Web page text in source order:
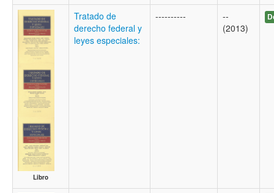
Libro
Tratado de
derecho federal y
leyes especiales:
----------
--
(2013)